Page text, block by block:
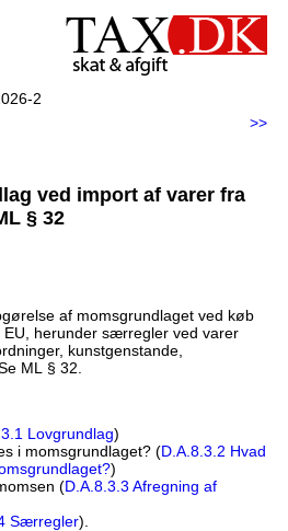
2
>>
ved import af varer fra
§ 32
af momsgrundlaget ved køb
herunder særregler ved varer
kunstgenstande,
ML § 32.
Lovgrundlag)
i momsgrundlaget? (D.A.8.3.2 Hvad
)
(D.A.8.3.3 Afregning af
Særregler).